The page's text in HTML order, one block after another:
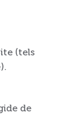
(tels
de